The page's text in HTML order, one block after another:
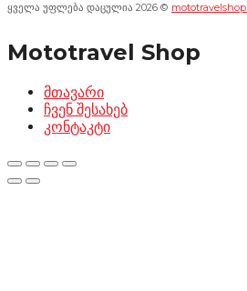
ყველა უფლება დაცულია 2026 ©
Mototravel Shop
მთავარი
ჩვენ შესახებ
კონტაკტი